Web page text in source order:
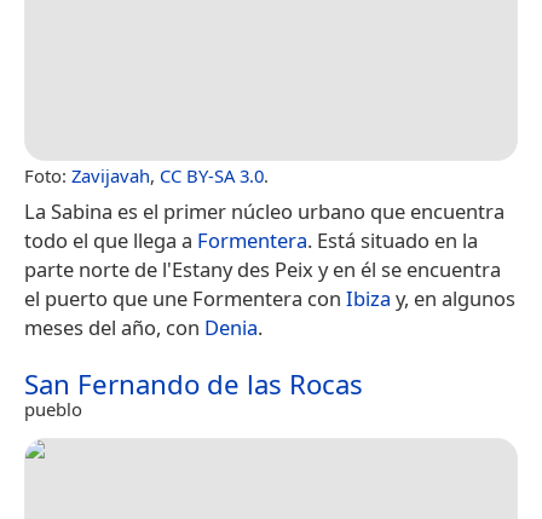
Foto: Zavijavah, CC BY-SA 3.0.
La Sabina es el primer núcleo urbano que encuentra
todo el que llega a Formentera. Está situado en la
parte norte de l'Estany des Peix y en él se encuentra
el puerto que une Formentera con Ibiza y, en algunos
meses del año, con Denia.
San Fernando de las Rocas
pueblo